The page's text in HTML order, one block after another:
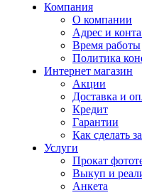
Компания
О компании
Адрес и
Время работы
Политика
Интернет магазин
Акции
Доставка и
Кредит
Гарантии
Как сделать
Услуги
Прокат
Выкуп и
Анкета